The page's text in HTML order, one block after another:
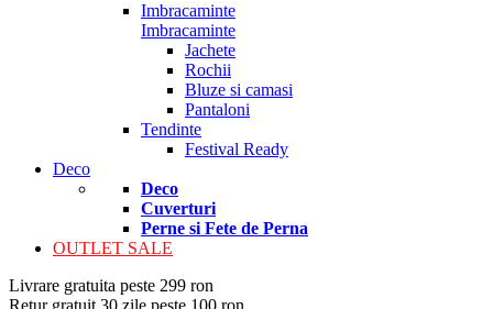
Imbracaminte
Imbracaminte
Jachete
Rochii
Bluze si camasi
Pantaloni
Tendinte
Festival Ready
Deco
Deco
Cuverturi
Perne si Fete de Perna
OUTLET SALE
Livrare gratuita peste 299 ron
Retur gratuit 30 zile peste 100 ron